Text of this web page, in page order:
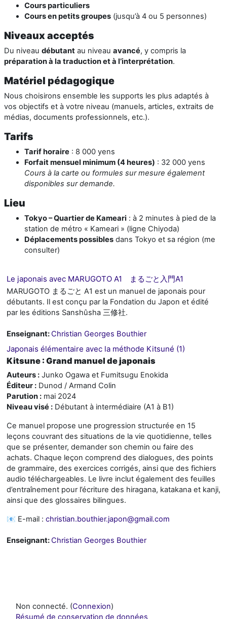
Cours particuliers
Cours en petits groupes (jusqu’à 4 ou 5 personnes)
Niveaux acceptés
Du niveau débutant au niveau avancé, y compris la
préparation à la traduction et à l’interprétation.
Matériel pédagogique
Nous choisirons ensemble les supports les plus adaptés à
vos objectifs et à votre niveau (manuels, articles, extraits de
médias, documents professionnels, etc.).
Tarifs
Tarif horaire : 8 000 yens
Forfait mensuel minimum (4 heures) : 32 000 yens
Cours à la carte ou formules sur mesure également
disponibles sur demande.
Lieu
Tokyo – Quartier de Kameari : à 2 minutes à pied de la
station de métro « Kameari » (ligne Chiyoda)
Déplacements possibles dans Tokyo et sa région (me
consulter)
Le japonais avec MARUGOTO A1 まるごと入門A1
MARUGOTO まるごと A1 est un manuel de japonais pour
débutants. Il est conçu par la Fondation du Japon et édité
par les éditions Sanshûsha 三修社.
Enseignant:Christian Georges Bouthier
Japonais élémentaire avec la méthode Kitsuné (1)
Kitsune : Grand manuel de japonais
Auteurs : Junko Ogawa et Fumitsugu Enokida
Éditeur : Dunod / Armand Colin
Parution : mai 2024
Niveau visé : Débutant à intermédiaire (A1 à B1)
Ce manuel propose une progression structurée en 15
leçons couvrant des situations de la vie quotidienne, telles
que se présenter, demander son chemin ou faire des
achats. Chaque leçon comprend des dialogues, des points
de grammaire, des exercices corrigés, ainsi que des fichiers
audio téléchargeables. Le livre inclut également des feuilles
d’entraînement pour l’écriture des hiragana, katakana et kanji,
ainsi que des glossaires bilingues.
📧 E-mail : christian.bouthier.japon@gmail.com
Enseignant:Christian Georges Bouthier
Non connecté. (Connexion)
Résumé de conservation de données